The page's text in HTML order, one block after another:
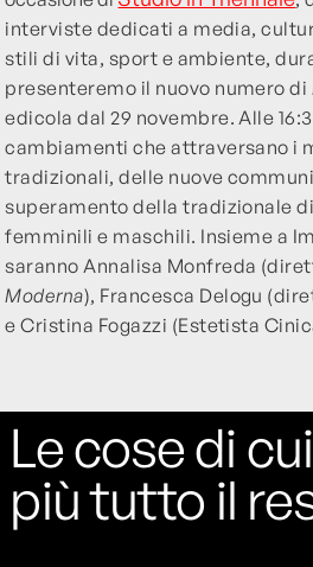
interviste dedicati a media,
stili di vita, sport e ambiente,
presenteremo il nuovo numero di
edicola dal 29 novembre. Alle
cambiamenti che attraversano i
tradizionali, delle nuove
superamento della tradizionale
femminili e maschili. Insieme a
saranno Annalisa Monfreda
Moderna), Francesca Delogu
e Cristina Fogazzi (Estetista
Le cose di
più tutto il